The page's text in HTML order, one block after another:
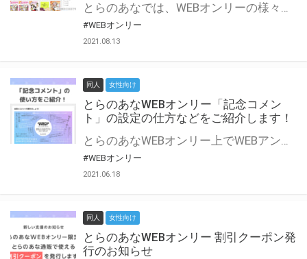
とらのあなでは、WEBオンリーの様々な支援を実施しています。 今回は2021年9月に実装を予定しているアップデート情報についてご紹介いたします。 とらのあなWEBオンリーサイトはこちら
#WEBオンリー
2021.08.13
同人 女性向け
とらのあなWEBオンリー「記念コメン
ト」の設定の仕方などをご紹介します！
とらのあなWEBオンリー上でWEBアンソロジーが作成できる「記念コメント」について、その使い方や作成手順を解説します！ 支援タイプを「サークル参加型」「サークル参加型・マルシェ(イベント会場)機能付き」でお申し込みいただいている主催者様はぜひご活用ください♪ とらのあなWEBオンリーサイトはこちら
#WEBオンリー
2021.06.18
同人 女性向け
とらのあなWEBオンリー 割引クーポン発
行のお知らせ